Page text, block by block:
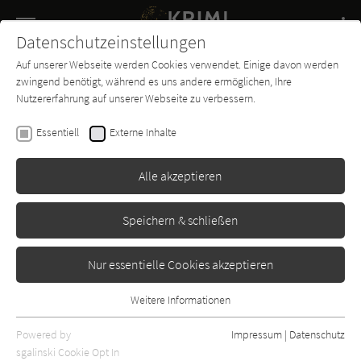
SUCHE
Buch-
Entdecker
Forum Charts
Dr. Sabine Fitzek
Verrückt
Erschienen: November 2020 2
Datenschutzeinstellungen
Auf unserer Webseite werden Cookies verwendet. Einige davon werden
zwingend benötigt, während es uns andere ermöglichen, Ihre
Nutzererfahrung auf unserer Webseite zu verbessern.
Essentiell Externe Inhalte
Alle akzeptieren
Speichern & schließen
Nur essentielle Cookies akzeptieren
Essentielle Cookies werden für grundlegende Funktionen der
Webseite benötigt. Dadurch ist gewährleistet, dass die Webseite
Weitere Informationen
Powered by
sgalinski Cookie Opt In
Impressum | Datenschutz